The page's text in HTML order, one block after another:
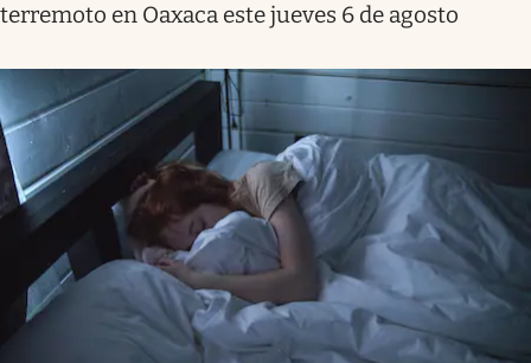
terremoto en Oaxaca este jueves 6 de agosto